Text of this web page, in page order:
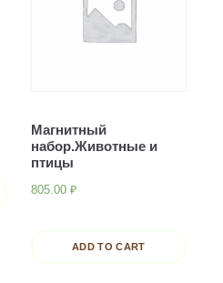
Магнитный
набор.Животные и
птицы
805.00 ₽
ADD TO CART